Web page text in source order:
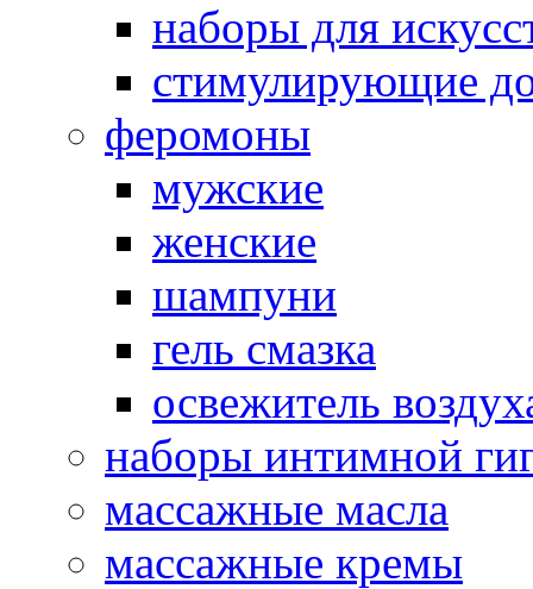
наборы для
стимулирующие
феромоны
мужские
женские
шампуни
гель смазка
освежитель
наборы интимной
массажные масла
массажные кремы